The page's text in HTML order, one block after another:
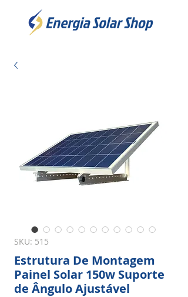
SKU: 515
Estrutura De Montagem
Painel Solar 150w Suporte
de Ângulo Ajustável